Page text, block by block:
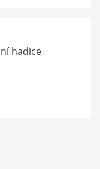
hadice